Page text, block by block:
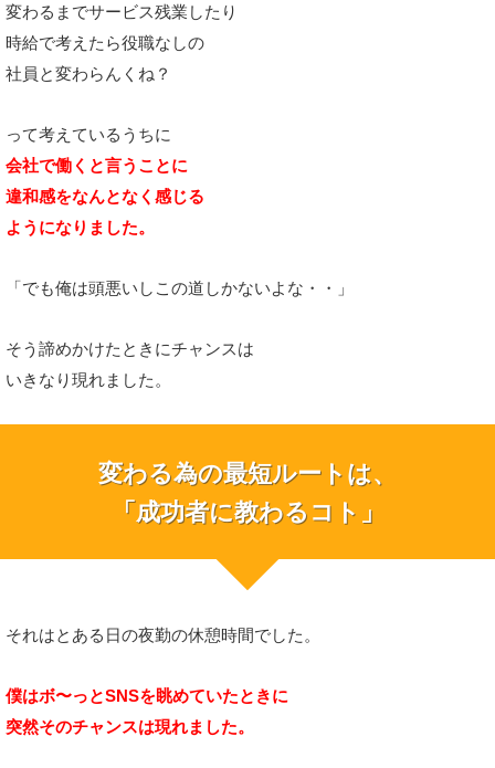
変わるまでサービス残業したり
時給で考えたら役職なしの
社員と変わらんくね？
って考えているうちに
会社で働くと言うことに
違和感をなんとなく感じる
ようになりました。
「でも俺は頭悪いしこの道しかないよな・・」
そう諦めかけたときにチャンスは
いきなり現れました。
変わる為の最短ルートは、
「成功者に教わるコト」
それはとある日の夜勤の休憩時間でした。
僕はボ〜っとSNSを眺めていたときに
突然そのチャンスは現れました。